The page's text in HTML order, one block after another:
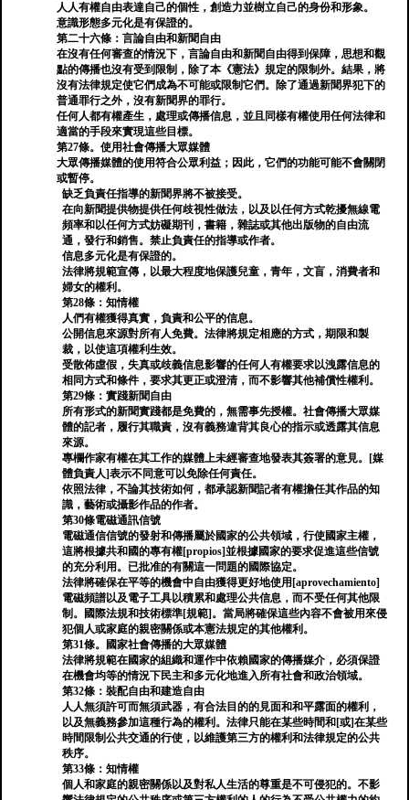
人人有權自由表達自己的個性，創造力並樹立自己的身份和形象。
意識形態多元化是有保證的。
第二十六條：言論自由和新聞自由
在沒有任何審查的情況下，言論自由和新聞自由得到保障，思想和觀
點的傳播也沒有受到限制，除了本《憲法》規定的限制外。結果，將
沒有法律規定使它們成為不可能或限制它們。除了通過新聞界犯下的
普通罪行之外，沒有新聞界的罪行。
任何人都有權產生，處理或傳播信息，並且同樣有權使用任何法律和
適當的手段來實現這些目標。
第27條。使用社會傳播大眾媒體
大眾傳播媒體的使用符合公眾利益；因此，它們的功能可能不會關閉
或暫停。
缺乏負責任指導的新聞界將不被接受。
在向新聞提供物提供任何歧視性做法，以及以任何方式乾擾無線電
頻率和以任何方式妨礙期刊，書籍，雜誌或其他出版物的自由流
通，發行和銷售。禁止負責任的指導或作者。
信息多元化是有保證的。
法律將規範宣傳，以最大程度地保護兒童，青年，文盲，消費者和
婦女的權利。
第28條：知情權
人們有權獲得真實，負責和公平的信息。
公開信息來源對所有人免費。法律將規定相應的方式，期限和製
裁，以使這項權利生效。
受散佈虛假，失真或歧義信息影響的任何人有權要求以洩露信息的
相同方式和條件，要求其更正或澄清，而不影響其他補償性權利。
第29條：實踐新聞自由
所有形式的新聞實踐都是免費的，無需事先授權。社會傳播大眾媒
體的記者，履行其職責，沒有義務違背其良心的指示或透露其信息
來源。
專欄作家有權在其工作的媒體上未經審查地發表其簽署的意見。[媒
體負責人]表示不同意可以免除任何責任。
依照法律，不論其技術如何，都承認新聞記者有權擔任其作品的知
識，藝術或攝影作品的作者。
第30條電磁通訊信號
電磁通信信號的發射和傳播屬於國家的公共領域，行使國家主權，
這將根據共和國的專有權[propios]並根據國家的要求促進這些信號
的充分利用。已批准的有關這一問題的國際協定。
法律將確保在平等的機會中自由獲得更好地使用[aprovechamiento]
電磁頻譜以及電子工具以積累和處理公共信息，而不受任何其他限
制。國際法規和技術標準[規範]。當局將確保這些內容不會被用來侵
犯個人或家庭的親密關係或本憲法規定的其他權利。
第31條。國家社會傳播的大眾媒體
法律將規範在國家的組織和運作中依賴國家的傳播媒介，必須保證
在機會均等的情況下民主和多元化地進入所有社會和政治領域。
第32條：裝配自由和建造自由
人人無須許可而無須武器，有合法目的的見面和和平露面的權利，
以及無義務參加這種行為的權利。法律只能在某些時間和[或]在某些
時間限制公共交通的行使，以維護第三方的權利和法律規定的公共
秩序。
第33條：知情權
個人和家庭的親密關係以及對私人生活的尊重是不可侵犯的。不影